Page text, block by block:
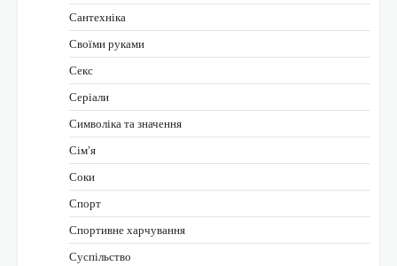
Сантехніка
Своїми руками
Секс
Серіали
Символіка та значення
Сім’я
Соки
Спорт
Спортивне харчування
Суспільство